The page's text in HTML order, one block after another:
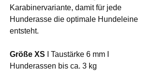
Karabinervariante, damit für jede
Hunderasse die optimale Hundeleine
entsteht.
Größe XS I Taustärke 6 mm I
Hunderassen bis ca. 3 kg